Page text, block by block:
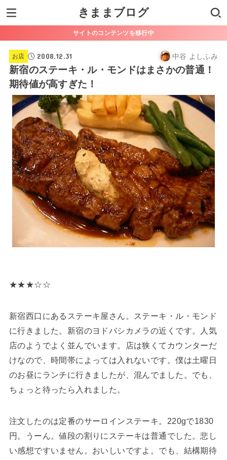
きままブログ
サイトのコンテンツを移行中
お店 2008.12.31 中谷 よしふみ
新宿のステーキ・ル・モンドはまさかの普通！
期待値が高すぎた！
★★★☆☆
新宿西口にあるステーキ屋さん。ステーキ・ル・モンド
に行きました。新宿のヨドバシカメラの近くです。人気
店のようでよく並んでいます。店は狭くてカウンターだ
けなので、時間帯によっては入れないです。僕は土曜日
のお昼にランチに行きましたが、混んでました。でも、
ちょっと待ったら入れました。
注文したのは定番のサーロインステーキ。220gで1830
円。うーん。値段の割りにステーキは普通でした。悲し
い感想ですいません。おいしいですよ。でも、結構期待